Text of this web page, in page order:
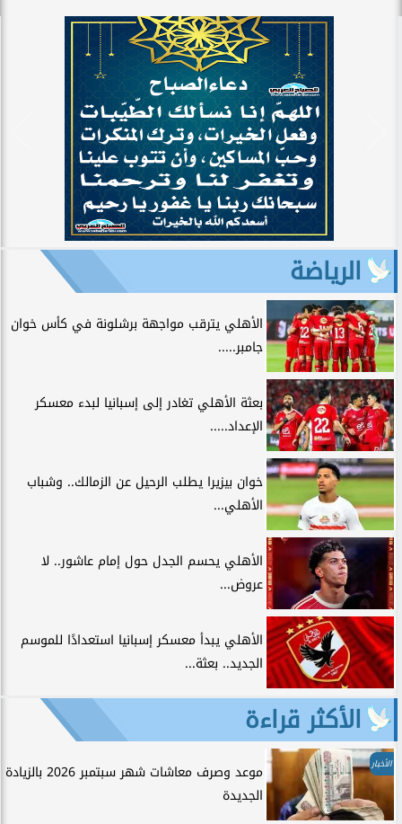
الرياضة
الأهلي يترقب مواجهة برشلونة في كأس خوان
جامبر.....
بعثة الأهلي تغادر إلى إسبانيا لبدء معسكر
الإعداد.....
خوان بيزيرا يطلب الرحيل عن الزمالك.. وشباب
الأهلي...
الأهلي يحسم الجدل حول إمام عاشور.. لا
عروض...
الأهلي يبدأ معسكر إسبانيا استعدادًا للموسم
الجديد.. بعثة...
الأكثر قراءة
الأخبار
موعد وصرف معاشات شهر سبتمبر 2026 بالزيادة
الجديدة